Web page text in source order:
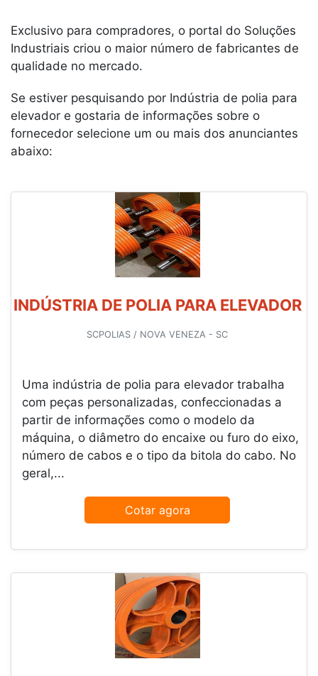
Exclusivo para compradores, o portal do Soluções
Industriais criou o maior número de fabricantes de
qualidade no mercado.
Se estiver pesquisando por Indústria de polia para
elevador e gostaria de informações sobre o
fornecedor selecione um ou mais dos anunciantes
abaixo:
INDÚSTRIA DE POLIA PARA ELEVADOR
SCPOLIAS / NOVA VENEZA - SC
Uma indústria de polia para elevador trabalha
com peças personalizadas, confeccionadas a
partir de informações como o modelo da
máquina, o diâmetro do encaixe ou furo do eixo,
número de cabos e o tipo da bitola do cabo. No
geral,...
Cotar agora